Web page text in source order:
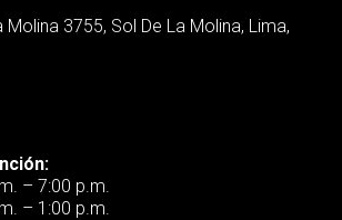
Molina 3755, Sol De La Molina, Lima,
– 7:00 p.m.
– 1:00 p.m.